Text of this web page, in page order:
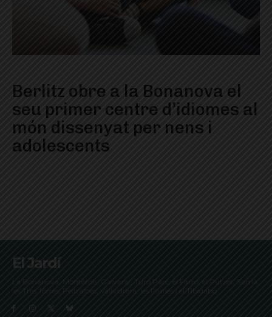
Berlitz obre a la Bonanova el
seu primer centre d’idiomes al
món dissenyat per nens i
adolescents
El Jardí
La Bonanova, Monterols, Galvany, Turó Parc, el Farró, el Putxet, Sarrià,
les Tres Torres, Pedralbes, Vallvidrera, les Planes i el Tibidabo